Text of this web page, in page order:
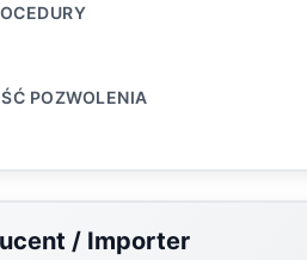
POZWOLENIA
/ Importer